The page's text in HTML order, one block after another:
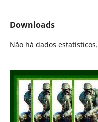
Downloads
Não há dados estatísticos.